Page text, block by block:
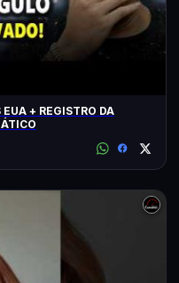
+ REGISTRO DA